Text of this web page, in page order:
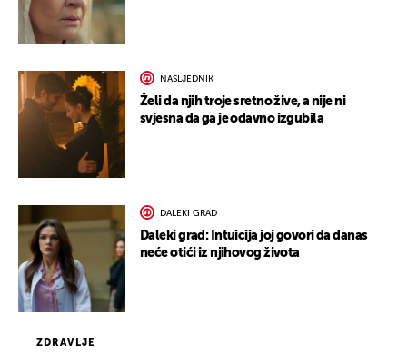
ZDRAVLJE
NASLJEDNIK
Želi da njih troje sretno žive, a nije ni
svjesna da ga je odavno izgubila
DALEKI GRAD
Daleki grad: Intuicija joj govori da danas
neće otići iz njihovog života